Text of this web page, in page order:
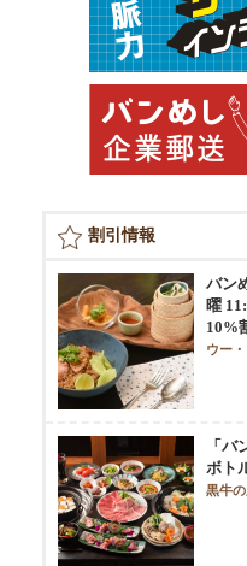
割引情報
バン
曜
10%
ウー
「
ボト
黒牛の